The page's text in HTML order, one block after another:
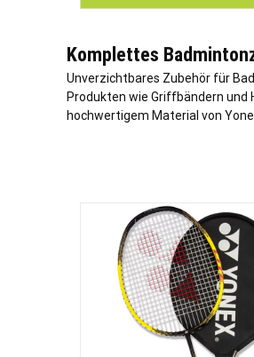
Komplettes
Unverzichtbares Zubehör für
Produkten wie Griffbändern und
hochwertigem Material von